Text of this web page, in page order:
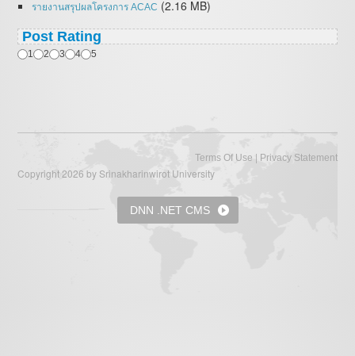
รายงานสรุปผลโครงการ ACAC (2.16 MB)
Post Rating
1 2 3 4 5
Terms Of Use | Privacy Statement
Copyright 2026 by Srinakharinwirot University
DNN .NET CMS